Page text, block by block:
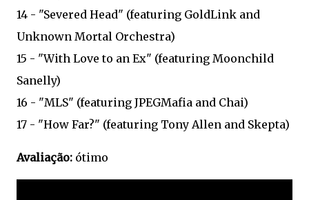
14 - "Severed Head" (featuring GoldLink and
Unknown Mortal Orchestra)
15 - "With Love to an Ex" (featuring Moonchild
Sanelly)
16 - "MLS" (featuring JPEGMafia and Chai)
17 - "How Far?" (featuring Tony Allen and Skepta)
Avaliação: ótimo